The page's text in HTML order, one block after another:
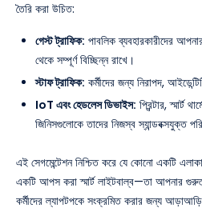
তৈরি করা উচিত:
গেস্ট ট্রাফিক: পাবলিক ব্যবহারকারীদের
থেকে সম্পূর্ণ বিচ্ছিন্ন রাখে।
স্টাফ ট্রাফিক: কর্মীদের জন্য নিরাপদ,
IoT এবং হেডলেস ডিভাইস: প্রিন্টার, স্মার্ট
জিনিসগুলোকে তাদের নিজস্ব স্যান্ডবক্সযুক্ত
এই সেগমেন্টেশন নিশ্চিত করে যে কোনো একটি
একটি আপস করা স্মার্ট লাইটবাল্ব—তা আপনার
কর্মীদের ল্যাপটপকে সংক্রমিত করার জন্য